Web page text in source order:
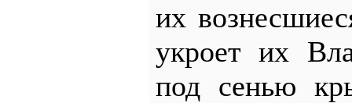
их
укроет их
под сенью